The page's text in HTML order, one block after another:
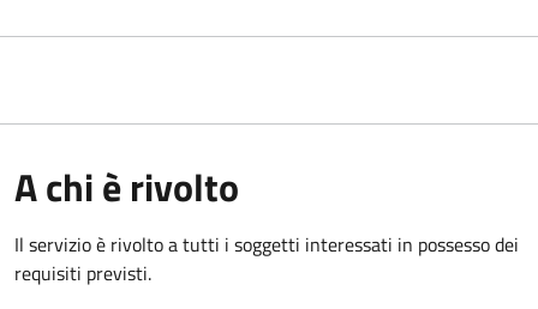
A chi è rivolto
Il servizio è rivolto a tutti i soggetti interessati in possesso dei
requisiti previsti.